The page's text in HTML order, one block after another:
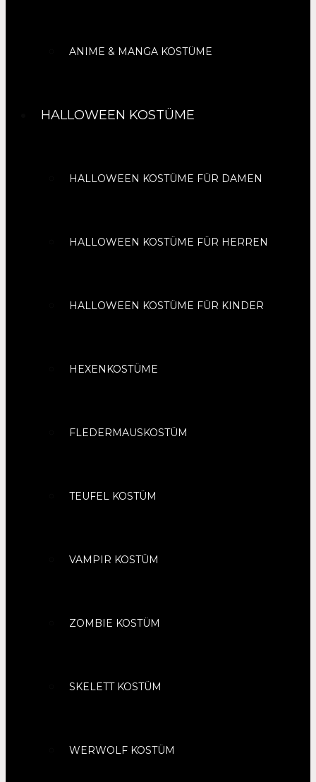
ANIME & MANGA KOSTÜME
HALLOWEEN KOSTÜME
HALLOWEEN KOSTÜME FÜR DAMEN
HALLOWEEN KOSTÜME FÜR HERREN
HALLOWEEN KOSTÜME FÜR KINDER
HEXENKOSTÜME
FLEDERMAUSKOSTÜM
TEUFEL KOSTÜM
VAMPIR KOSTÜM
ZOMBIE KOSTÜM
SKELETT KOSTÜM
WERWOLF KOSTÜM